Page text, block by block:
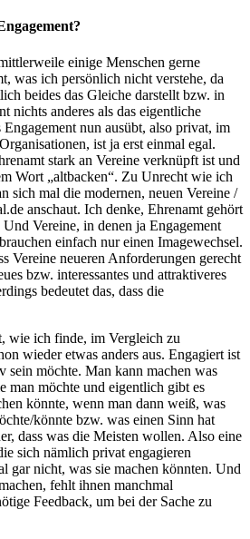
einige Menschen gerne
was ich persönlich nicht verstehe, da
beides das Gleiche darstellt bzw. in
nichts anderes als das eigentliche
nun ausübt, also privat, im
ist ja erst einmal egal.
stark an Vereine verknüpft ist und
Wort „altbacken“. Zu Unrecht wie ich
sich mal die modernen, neuen Vereine /
anschaut. Ich denke, Ehrenamt gehört
Vereine, in denen ja Engagement
einfach nur einen Imagewechsel.
Vereine neueren Anforderungen gerecht
bzw. interessantes und attraktiveres
bedeutet das, dass die
wie ich finde, im Vergleich zu
wieder etwas anders aus. Engagiert ist
sein möchte. Man kann machen was
man möchte und eigentlich gibt es
könnte, wenn man dann weiß, was
könnte bzw. was einen Sinn hat
dass was die Meisten wollen. Also eine
sich nämlich privat engagieren
gar nicht, was sie machen könnten. Und
fehlt ihnen manchmal
Feedback, um bei der Sache zu